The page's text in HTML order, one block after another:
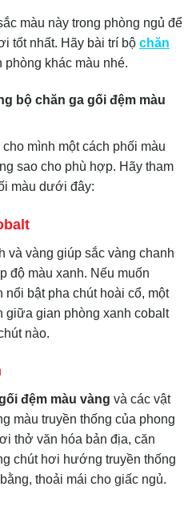
màu này trong phòng ngủ để
tốt nhất. Hãy bài trí bộ chăn
phòng khác màu nhé.
bộ chăn ga gối đệm màu
mình một cách phối màu
sao cho phù hợp. Hãy tham
màu dưới đây:
và vàng giúp sắc vàng chanh
độ màu xanh. Nếu muốn
bật pha chút hoài cổ, một
giữa gian phòng xanh cobalt
nào.
đệm màu vàng và các vật
màu truyền thống của phong
thở văn hóa bản địa, căn
chút hơi hướng truyền thống
thoải mái cho giấc ngủ.